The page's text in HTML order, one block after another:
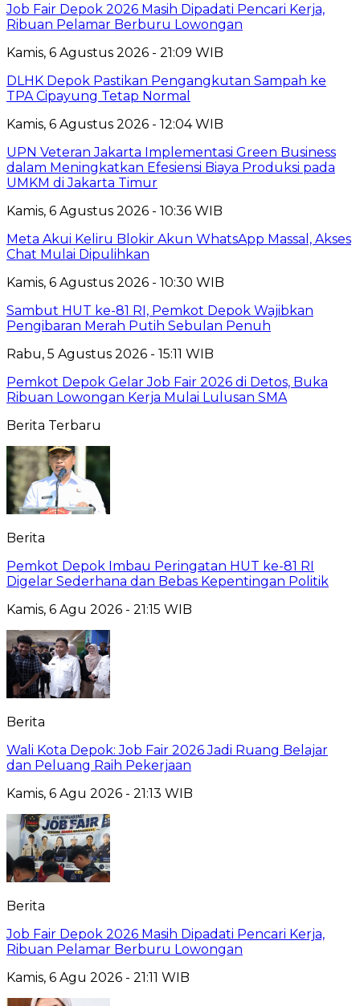
Job Fair Depok 2026 Masih Dipadati Pencari Kerja,
Ribuan Pelamar Berburu Lowongan
Kamis, 6 Agustus 2026 - 21:09 WIB
DLHK Depok Pastikan Pengangkutan Sampah ke
TPA Cipayung Tetap Normal
Kamis, 6 Agustus 2026 - 12:04 WIB
UPN Veteran Jakarta Implementasi Green Business
dalam Meningkatkan Efesiensi Biaya Produksi pada
UMKM di Jakarta Timur
Kamis, 6 Agustus 2026 - 10:36 WIB
Meta Akui Keliru Blokir Akun WhatsApp Massal, Akses
Chat Mulai Dipulihkan
Kamis, 6 Agustus 2026 - 10:30 WIB
Sambut HUT ke-81 RI, Pemkot Depok Wajibkan
Pengibaran Merah Putih Sebulan Penuh
Rabu, 5 Agustus 2026 - 15:11 WIB
Pemkot Depok Gelar Job Fair 2026 di Detos, Buka
Ribuan Lowongan Kerja Mulai Lulusan SMA
Berita Terbaru
Berita
Pemkot Depok Imbau Peringatan HUT ke-81 RI
Digelar Sederhana dan Bebas Kepentingan Politik
Kamis, 6 Agu 2026 - 21:15 WIB
Berita
Wali Kota Depok: Job Fair 2026 Jadi Ruang Belajar
dan Peluang Raih Pekerjaan
Kamis, 6 Agu 2026 - 21:13 WIB
Berita
Job Fair Depok 2026 Masih Dipadati Pencari Kerja,
Ribuan Pelamar Berburu Lowongan
Kamis, 6 Agu 2026 - 21:11 WIB